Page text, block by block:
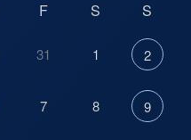
F S S
31 1 2
7 8 9